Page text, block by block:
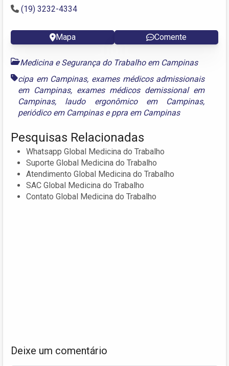
(19) 3232-4334
Mapa Comente
Medicina e Segurança do Trabalho em Campinas
cipa em Campinas, exames médicos admissionais
em Campinas, exames médicos demissional em
Campinas, laudo ergonômico em Campinas,
periódico em Campinaseppra em Campinas
Pesquisas Relacionadas
Whatsapp Global Medicina do Trabalho
Suporte Global Medicina do Trabalho
Atendimento Global Medicina do Trabalho
SAC Global Medicina do Trabalho
Contato Global Medicina do Trabalho
Deixe um comentário